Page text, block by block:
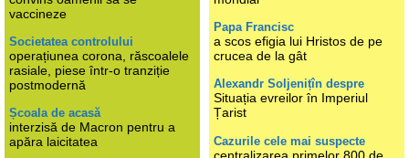
vaccineze
Societatea controlului
operațiunea corona, răscoalele
rasiale, piese într-o tranziție
postmodernă
Școala de acasă
interzisă de Macron pentru a
apăra laicitatea
Papa Francisc
a scos efigia lui Hristos de pe
crucea de la gât
Alexandr Soljenițîn despre
Situația evreilor în Imperiul
Țarist
Cazurile cele mai suspecte
centralizarea primelor 800 de